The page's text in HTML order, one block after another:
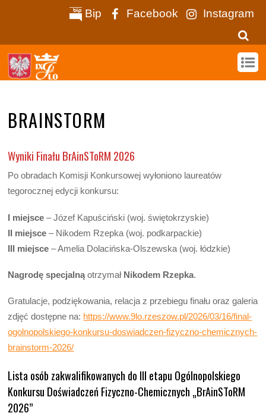
Bip Facebook Instagram
BRAINSTORM
Wyniki Finału BrAinSToRM 2026
Po obradach Komisji Konkursowej wyłoniono laureatów
tegorocznej edycji konkursu:
I miejsce – Józef Kapuściński (woj. świętokrzyskie)
II miejsce – Nikodem Rzepka (woj. podkarpackie)
III miejsce – Amelia Dolacińska-Olszewska (woj. łódzkie)
Nagrodę specjalną otrzymał Nikodem Rzepka.
Gratulacje, podziękowania, relacja z przebiegu finału oraz galeria
zdjęć dostępne na: https://www.9lo.rzeszow.pl/2026/03/16/final-
ogolnopolskiego-konkursu-doswiadczen-fizyczno-chemicznych-
brainstorm-2026/
Lista osób zakwalifikowanych do III etapu Ogólnopolskiego
Konkursu Doświadczeń Fizyczno-Chemicznych „BrAinSToRM
2026”